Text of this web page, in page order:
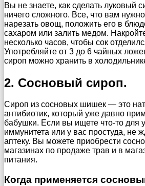
Вы не знаете, как сделать луковый
ничего сложного. Все, что вам
нарезать овощ, положить его в
сахаром или залить медом.
несколько часов, чтобы сок
Употребляйте от 3 до 6 чайных
сироп можно хранить в
2. Сосновый сироп.
Сироп из сосновых шишек — это
антибиотик, который уже давно
бабушки. Если вы ищете что-то для
иммунитета или у вас простуда, не
аптеку. Вы можете приобрести
магазинах по продаже трав и в
питания.
Когда применяется